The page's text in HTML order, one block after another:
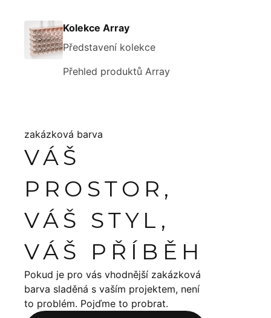
Kolekce Array
Představení kolekce
Přehled produktů Array
zakázková barva
VÁŠ
PROSTOR,
VÁŠ STYL,
VÁŠ PŘÍBĚH
Pokud je pro vás vhodnější zakázková
barva sladěná s vaším projektem, není
to problém. Pojďme to probrat.